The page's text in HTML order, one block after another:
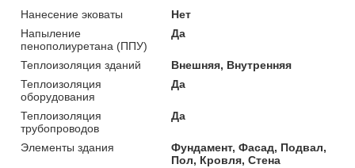
Нанесение эковаты
Нет
Напыление
пенополиуретана (ППУ)
Да
Теплоизоляция зданий
Внешняя, Внутренняя
Теплоизоляция
оборудования
Да
Теплоизоляция
трубопроводов
Да
Элементы здания
Фундамент, Фасад, Подвал,
Пол, Кровля, Стена